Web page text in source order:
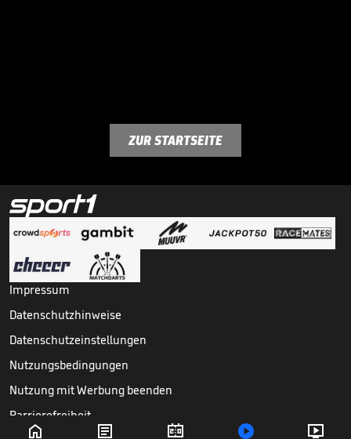
    
ZUR STARTSEITE
Impressum
Datenschutzhinweise
Datenschutzeinstellungen
Nutzungsbedingungen
Nutzung mit Werbung beenden
Barrierefreiheit